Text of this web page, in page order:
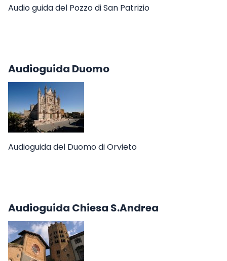
Audio guida del Pozzo di San Patrizio
Audioguida Duomo
Audioguida del Duomo di Orvieto
Audioguida Chiesa S.Andrea